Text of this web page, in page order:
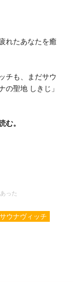
れたあなたを癒
チも、まだサウ
の聖地 しきじ」
む。
った
サウナヴィッチ